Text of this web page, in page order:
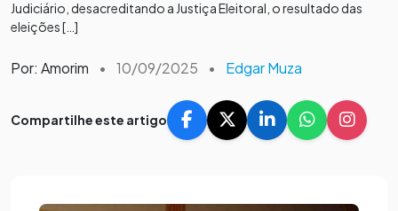
Judiciário, desacreditando a Justiça Eleitoral, o resultado das
eleições […]
Por: Amorim • 10/09/2025 • Edgar Muza
Compartilhe este artigo